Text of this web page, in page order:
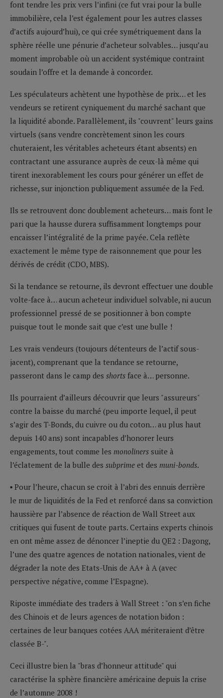
font tendre les prix vers l’infini (ce fut vrai pour la bulle
immobilière, cela l’est également pour les autres classes
d’actifs aujourd’hui), ce qui crée symétriquement dans la
sphère réelle une pénurie d’acheteur solvables… jusqu’au
moment improbable où un accident systémique contraint
soudain l’offre et la demande à concorder.
Les spéculateurs achètent une hypothèse de prix… et les
vendeurs se retirent cyniquement du marché sachant que
la liquidité abonde. Parallèlement, ils "couvrent" leurs gains
virtuels (sans vendre concrètement sinon les cours
chuteraient, les véritables acheteurs étant absents) en
contractant une assurance auprès de ceux-là même qui
tirent inexorablement les cours pour générer un effet de
richesse, sur injonction publiquement assumée de la Fed.
Ils se retrouvent donc doublement acheteurs… mais font le
pari que la hausse durera suffisamment longtemps pour
encaisser l’intégralité de la prime payée. Cela reflète
exactement le même type de raisonnement que pour les
dérivés de crédit (CDO, MBS).
Si la tendance se retourne, ils devront effectuer une double
volte-face à… aucun acheteur individuel solvable, ni aucun
professionnel pressé de se positionner à bon compte
puisque tout le monde sait que c’est une bulle !
Les vrais vendeurs (toujours détenteurs de l’actif sous-
jacent), comprenant que la tendance se retourne,
passeront dans le camp des shorts face à… personne.
Ils pourraient d’ailleurs découvrir que leurs "assureurs"
contre la baisse du marché (peu importe lequel, il peut
s’agir des T-Bonds, du cuivre ou du coton… au plus haut
depuis 140 ans) sont incapables d’honorer leurs
engagements, tout comme les monoliners suite à
l’éclatement de la bulle des subprime et des muni-bonds.
▪ Pour l’heure, chacun se croit à l’abri des ennuis derrière
le mur de liquidités de la Fed et renforcé dans sa conviction
haussière par l’absence de réaction de Wall Street aux
critiques qui fusent de toute parts. Certains experts chinois
en ont même assez de dénoncer l’ineptie du QE2 : Dagong,
l’une des quatre agences de notation nationales, vient de
dégrader la note des Etats-Unis de AA+ à A (avec
perspective négative, comme l’Espagne).
Riposte immédiate des traders à Wall Street : "on s’en fiche
des Chinois et de leurs agences de notation bidon :
certaines de leur banques cotées AAA mériteraient d’être
classée B-".
Ceci illustre bien la "bras d’honneur attitude" qui
caractérise la sphère financière américaine depuis la crise
de l’automne 2008 !